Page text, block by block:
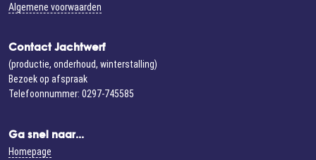
Algemene voorwaarden
Contact Jachtwerf
(productie, onderhoud, winterstalling)
Bezoek op afspraak
Telefoonnummer: 0297-745585
Ga snel naar...
Homepage